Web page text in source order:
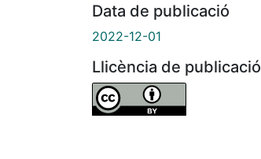
Data de publicació
2022-12-01
Llicència de publicació